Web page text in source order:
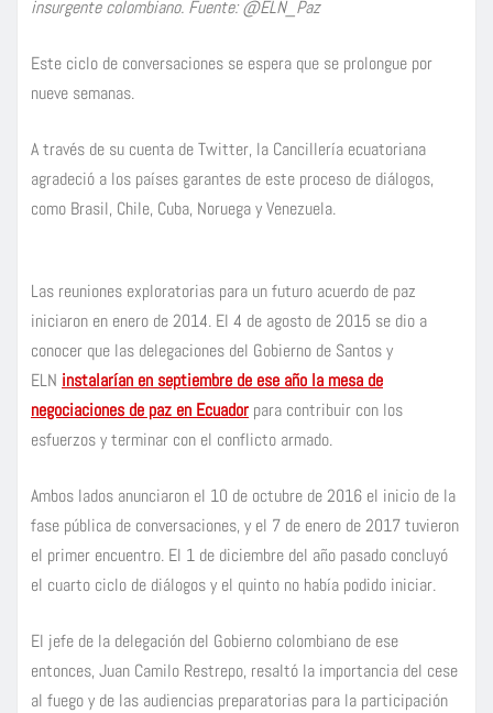
insurgente colombiano. Fuente: @ELN_Paz
Este ciclo de conversaciones se espera que se prolongue por
nueve semanas.
A través de su cuenta de Twitter, la Cancillería ecuatoriana
agradeció a los países garantes de este proceso de diálogos,
como Brasil, Chile, Cuba, Noruega y Venezuela.
Las reuniones exploratorias para un futuro acuerdo de paz
iniciaron en enero de 2014. El 4 de agosto de 2015 se dio a
conocer que las delegaciones del Gobierno de Santos y
ELN instalarían en septiembre de ese año la mesa de
negociaciones de paz en Ecuador para contribuir con los
esfuerzos y terminar con el conflicto armado.
Ambos lados anunciaron el 10 de octubre de 2016 el inicio de la
fase pública de conversaciones, y el 7 de enero de 2017 tuvieron
el primer encuentro. El 1 de diciembre del año pasado concluyó
el cuarto ciclo de diálogos y el quinto no había podido iniciar.
El jefe de la delegación del Gobierno colombiano de ese
entonces, Juan Camilo Restrepo, resaltó la importancia del cese
al fuego y de las audiencias preparatorias para la participación